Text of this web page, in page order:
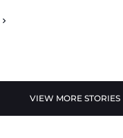
VIEW MORE STORIES